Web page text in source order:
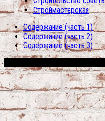
Строймастерская
Содержание (часть 1)
Содержание (часть 2)
Содержание (часть 3)